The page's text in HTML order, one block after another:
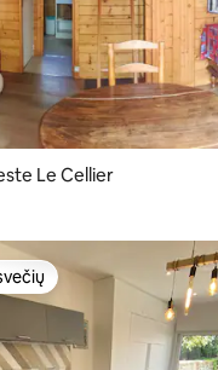
Le Cellier